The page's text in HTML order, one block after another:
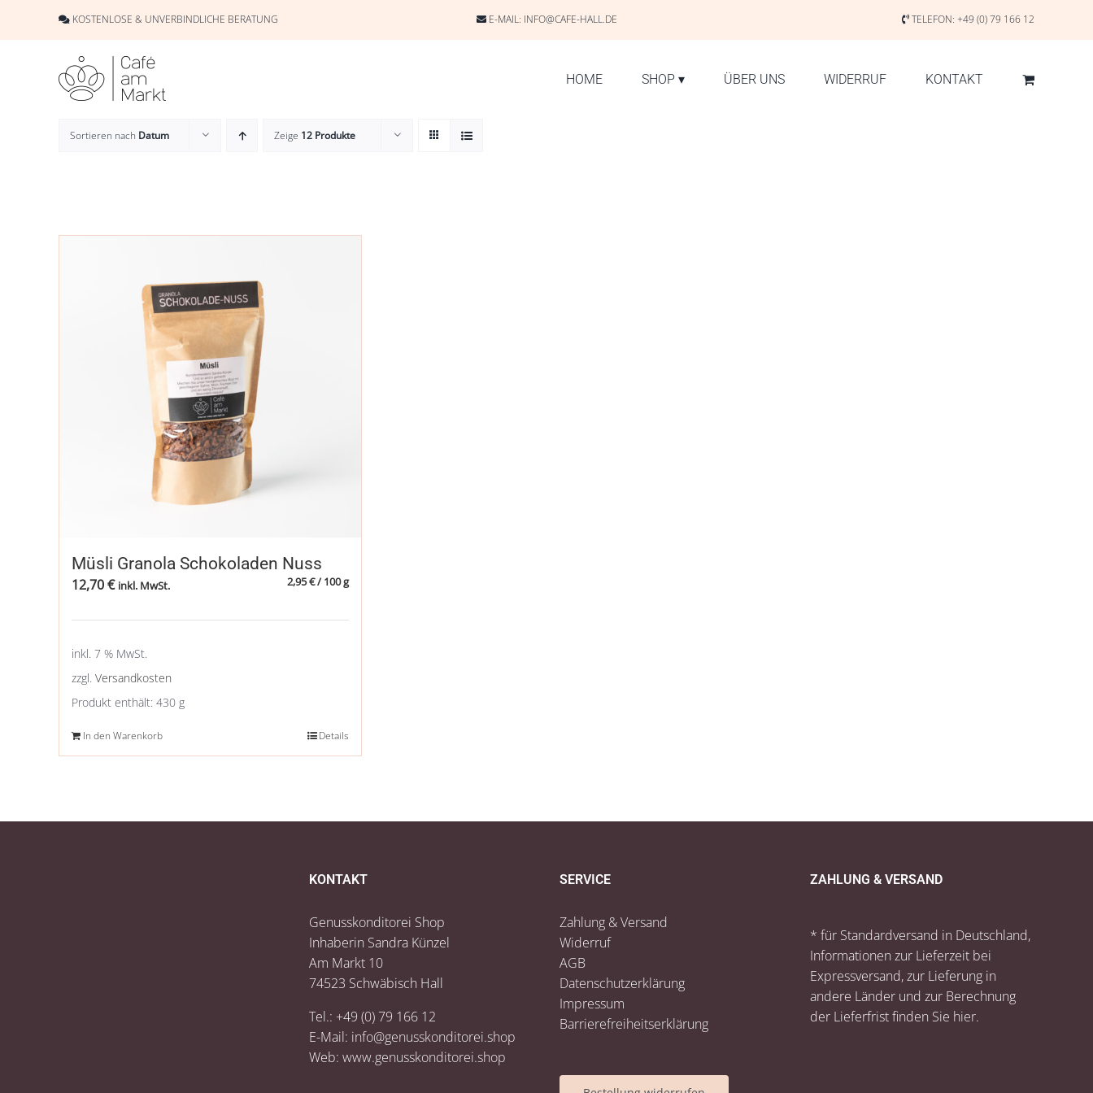
KOSTENLOSE & UNVERBINDLICHE BERATUNG E-MAIL: INFO@CAFE-HALL.DE TELEFON: +49 (0) 79 166 12
HOME SHOP ▾ ÜBER UNS WIDERRUF KONTAKT
Sortieren nach Datum Zeige 12 Produkte
Müsli Granola Schokoladen Nuss
12,70€ inkl. MwSt. 2,95€/ 100g
inkl. 7 % MwSt.
zzgl. Versandkosten
Produkt enthält: 430 g
In den Warenkorb Details
KONTAKT
Genusskonditorei Shop
Inhaberin Sandra Künzel
Am Markt 10
74523 Schwäbisch Hall
Tel.: +49 (0) 79 166 12
E-Mail: info@genusskonditorei.shop
Web: www.genusskonditorei.shop
SERVICE
Zahlung & Versand
Widerruf
AGB
Datenschutzerklärung
Impressum
Barrierefreiheitserklärung
ZAHLUNG & VERSAND
* für Standardversand in Deutschland,
Informationen zur Lieferzeit bei
Expressversand, zur Lieferung in
andere Länder und zur Berechnung
der Lieferfrist finden Sie hier.